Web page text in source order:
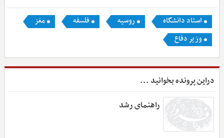
استاد دانشگاه روسیه فلسفه
مغز
وزیر دفاع
دراین پرونده بخوانید ...
راهنمای رشد